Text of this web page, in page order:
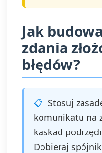
Jak
zdania
błędów?
Stosuj
komunikatu na
kaskad
Dobieraj